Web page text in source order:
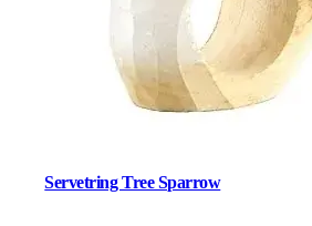
Servetring Tree Sparrow